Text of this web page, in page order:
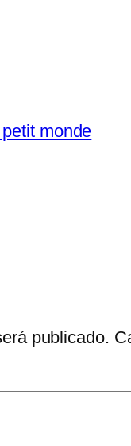
monde
publicado.